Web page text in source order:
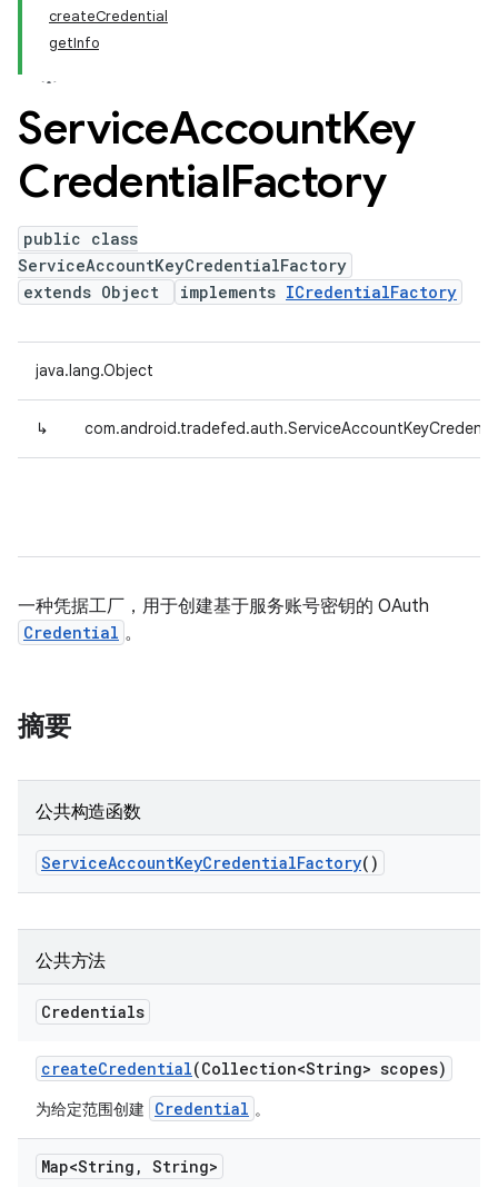
createCredential
getInfo
ServiceAccountKey
CredentialFactory
public class
ServiceAccountKeyCredentialFactory
extends Object
implements ICredentialFactory
java.lang.Object
↳
一种凭据工厂，用于创建基于服务账号密钥的 OAuth
Credential 。
摘要
公共构造函数
ServiceAccountKeyCredentialFactory()
公共方法
Credentials
createCredential(Collection<String> scopes)
为给定范围创建 Credential 。
Map<String , String>